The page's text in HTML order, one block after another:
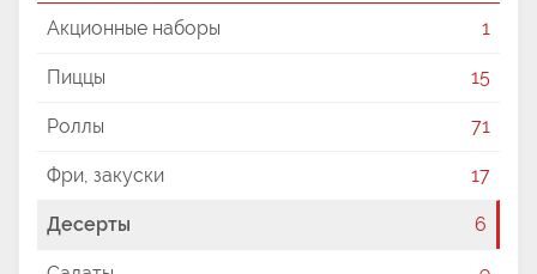
Акционные наборы 1
Пиццы 15
Роллы 71
Фри, закуски 17
Десерты 6